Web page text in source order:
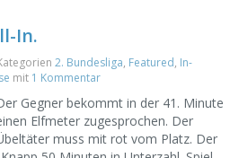
In.
2. Bundesliga, Featured, In-
mit 1 Kommentar
Gegner bekommt in der 41. Minute
Elfmeter zugesprochen. Der
muss mit rot vom Platz. Der